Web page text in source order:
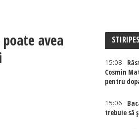
avea
15:08
Cosmin
pentru
15:06
trebuie să